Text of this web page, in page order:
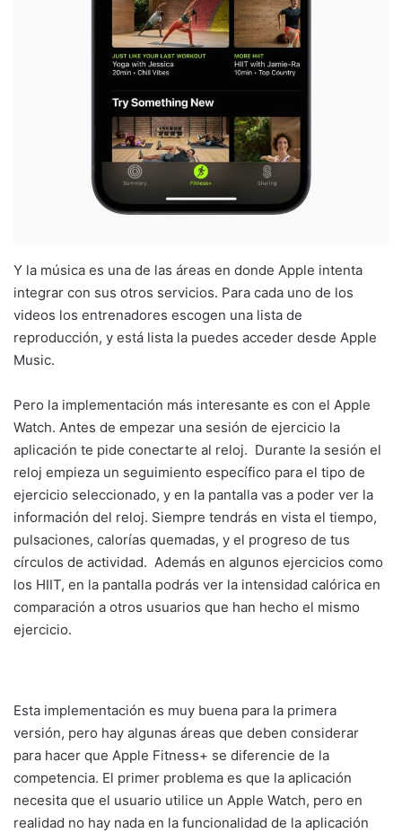
Y la música es una de las áreas en donde Apple intenta
integrar con sus otros servicios. Para cada uno de los
videos los entrenadores escogen una lista de
reproducción, y está lista la puedes acceder desde Apple
Music.
Pero la implementación más interesante es con el Apple
Watch. Antes de empezar una sesión de ejercicio la
aplicación te pide conectarte al reloj. Durante la sesión el
reloj empieza un seguimiento específico para el tipo de
ejercicio seleccionado, y en la pantalla vas a poder ver la
información del reloj. Siempre tendrás en vista el tiempo,
pulsaciones, calorías quemadas, y el progreso de tus
círculos de actividad. Además en algunos ejercicios como
los HIIT, en la pantalla podrás ver la intensidad calórica en
comparación a otros usuarios que han hecho el mismo
ejercicio.
Esta implementación es muy buena para la primera
versión, pero hay algunas áreas que deben considerar
para hacer que Apple Fitness+ se diferencie de la
competencia. El primer problema es que la aplicación
necesita que el usuario utilice un Apple Watch, pero en
realidad no hay nada en la funcionalidad de la aplicación